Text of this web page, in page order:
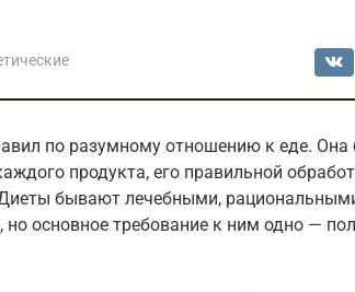
по разумному отношению к еде. Она
продукта, его правильной
Диеты бывают лечебными,
основное требование к ним одно —